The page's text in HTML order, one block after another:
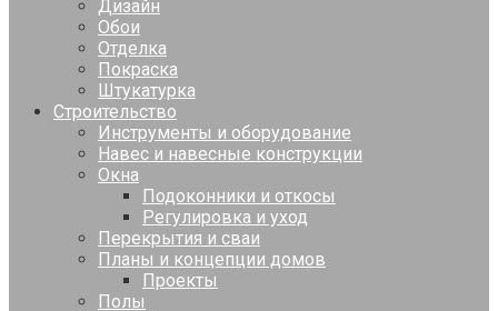
Дизайн
Обои
Отделка
Покраска
Штукатурка
Строительство
Инструменты и оборудование
Навес и навесные конструкции
Окна
Подоконники и откосы
Регулировка и уход
Перекрытия и сваи
Планы и концепции домов
Проекты
Полы